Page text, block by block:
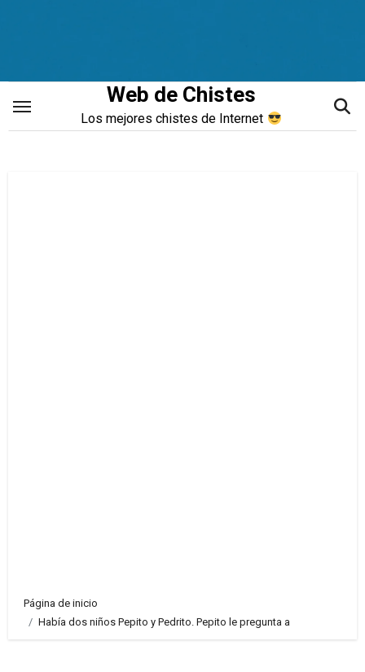
Web de Chistes
Los mejores chistes de Internet
Página de inicio
Había dos niños Pepito y Pedrito. Pepito le pregunta a